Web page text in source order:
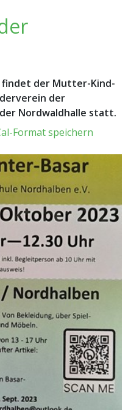
findet der Mutter-Kind-
der
Nordwaldhalle statt.
Format speichern